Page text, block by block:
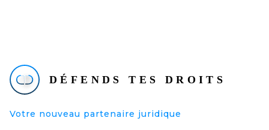
Votre nouveau partenaire juridique